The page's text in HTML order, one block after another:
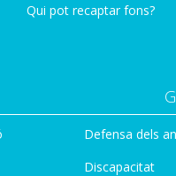
Qui pot recaptar fons?
Defensa dels
Discapacitat